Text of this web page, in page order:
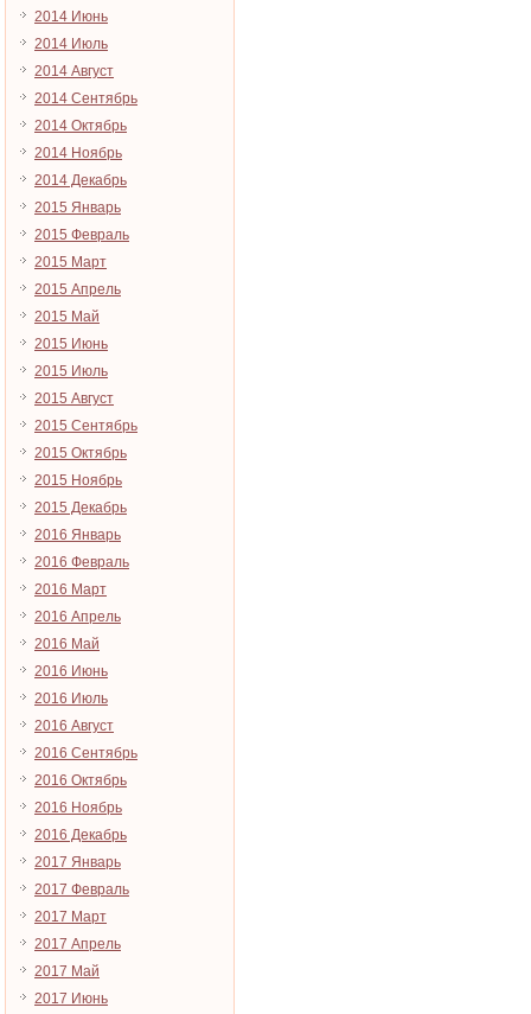
2014 Июнь
2014 Июль
2014 Август
2014 Сентябрь
2014 Октябрь
2014 Ноябрь
2014 Декабрь
2015 Январь
2015 Февраль
2015 Март
2015 Апрель
2015 Май
2015 Июнь
2015 Июль
2015 Август
2015 Сентябрь
2015 Октябрь
2015 Ноябрь
2015 Декабрь
2016 Январь
2016 Февраль
2016 Март
2016 Апрель
2016 Май
2016 Июнь
2016 Июль
2016 Август
2016 Сентябрь
2016 Октябрь
2016 Ноябрь
2016 Декабрь
2017 Январь
2017 Февраль
2017 Март
2017 Апрель
2017 Май
2017 Июнь